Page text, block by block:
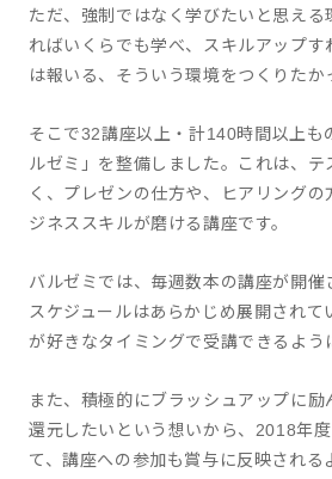
ただ、強制ではなく学びたいと思え
ればいくらでも学べ、スキルアップ
は報いる、そういう環境をつくりたか
そこで32講座以上・計140時間以上も
ルゼミ」を整備しました。これは、テ
く、プレゼンの仕方や、ヒアリングの
ジネススキルが磨ける講座です。
バルゼミでは、毎週数本の講座が開催
スケジュールはあらかじめ展開されて
が好きなタイミングで受講できるよう
また、積極的にブラッシュアップに励
還元したいという想いから、2018年
て、講座への参加も賞与に反映される